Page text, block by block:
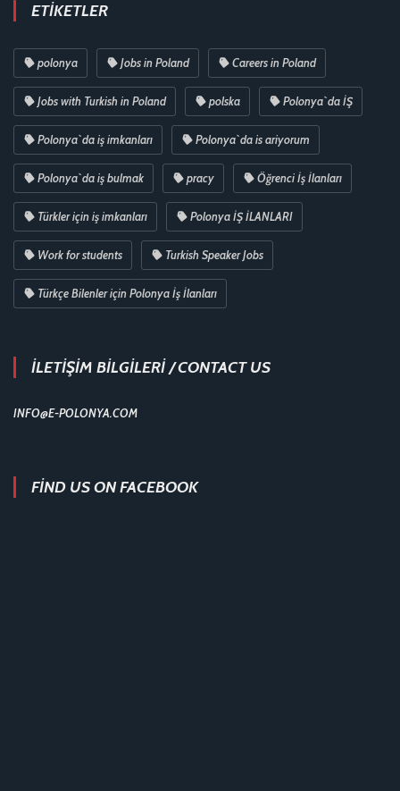
ETIKETLER
polonya Jobs in Poland Careers in Poland
Jobs with Turkish in Poland polska Polonya`da İŞ
Polonya`da iş imkanları Polonya`da is ariyorum
Polonya`da iş bulmak pracy Öğrenci İş İlanları
Türkler için iş imkanları Polonya İŞ İLANLARI
Work for students Turkish Speaker Jobs
Türkçe Bilenler için Polonya İş İlanları
İLETİŞİM BİLGİLERİ / CONTACT US
INFO@E-POLONYA.COM
FIND US ON FACEBOOK